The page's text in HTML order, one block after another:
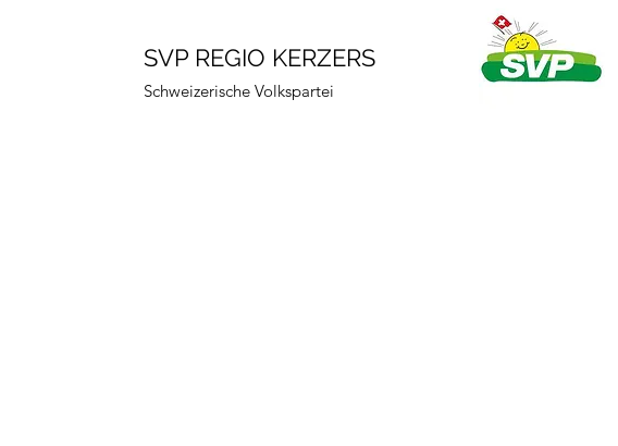
SVP REGIO KERZERS
Schweizerische Volkspartei